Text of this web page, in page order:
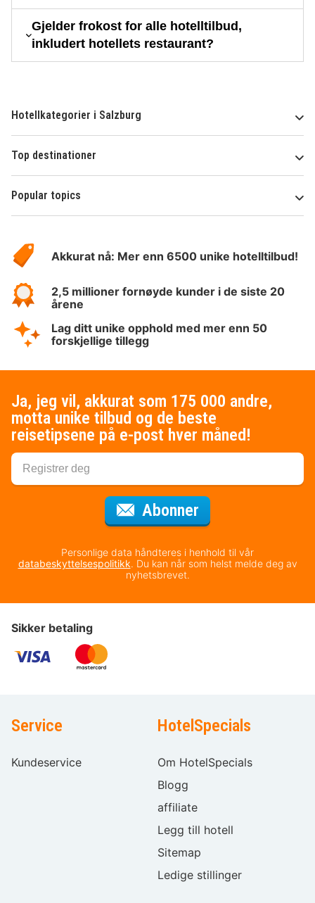
Gjelder frokost for alle hotelltilbud,
inkludert hotellets restaurant?
Hotellkategorier i Salzburg
Top destinationer
Popular topics
Hotelspecials
Akkurat nå: Mer enn 6500 unike hotelltilbud!
2,5 millioner fornøyde kunder i de siste 20
årene
Lag ditt unike opphold med mer enn 50
forskjellige tillegg
Ja, jeg vil, akkurat som 175 000 andre,
motta unike tilbud og de beste
reisetipsene på e-post hver måned!
Abonner
Personlige data håndteres i henhold til vår
databeskyttelsespolitikk. Du kan når som helst melde deg av
nyhetsbrevet.
Sikker betaling
Service
Kundeservice
HotelSpecials
Om HotelSpecials
Blogg
affiliate
Legg till hotell
Sitemap
Ledige stillinger